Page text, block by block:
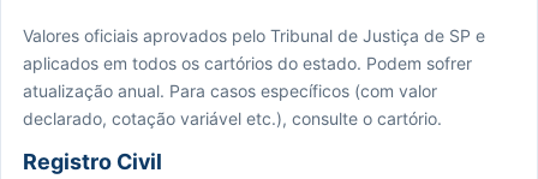
Valores oficiais aprovados pelo Tribunal de Justiça de SP e
aplicados em todos os cartórios do estado. Podem sofrer
atualização anual. Para casos específicos (com valor
declarado, cotação variável etc.), consulte o cartório.
Registro Civil